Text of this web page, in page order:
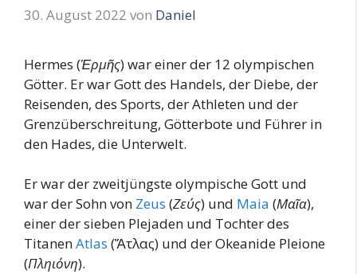
30. August 2022 von Daniel
Hermes (Ἑρμῆς) war einer der 12 olympischen
Götter. Er war Gott des Handels, der Diebe, der
Reisenden, des Sports, der Athleten und der
Grenzüberschreitung, Götterbote und Führer in
den Hades, die Unterwelt.
Er war der zweitjüngste olympische Gott und
war der Sohn von Zeus (Ζεύς) und Maia (Μαῖα),
einer der sieben Plejaden und Tochter des
TitanenAtlas (Ἄτλας) und der Okeanide Pleione
(Πληιόνη).